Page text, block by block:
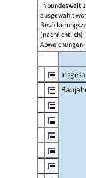
In bundesweit
ausgewählt
Abweichungen